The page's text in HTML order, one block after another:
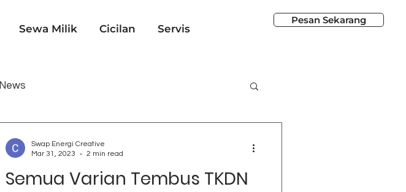
Sewa Milik Cicilan Servis
Pesan Sekarang
News
Semua Varian Tembus TKDN
Swap Energi Creative
Mar 31, 2023
2 min read